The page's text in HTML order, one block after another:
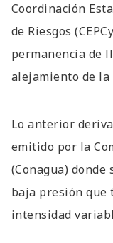
Coordinación
de Riesgos
permanencia de
alejamiento de la
Lo anterior
emitido por la
(Conagua)
baja presión que
intensidad